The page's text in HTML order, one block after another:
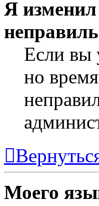
Я изменил
Если вы
но
Моего